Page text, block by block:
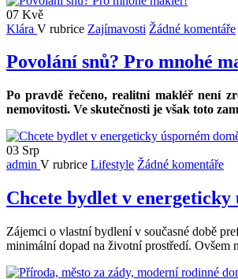
07 Kvě
Klára V rubrice Zajímavosti Žádné komentáře
Povolání snů? Pro mnohé
Po pravdě řečeno, realitní makléř není
nemovitosti. Ve skutečnosti je však toto
03 Srp
admin V rubrice Lifestyle Žádné komentáře
Chcete bydlet v
Zájemci o vlastní bydlení v současné době
minimální dopad na životní prostředí.